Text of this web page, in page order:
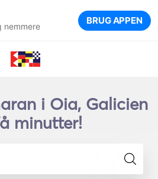
nemmere BRUG APPEN
i Oia, Galicien
minutter!